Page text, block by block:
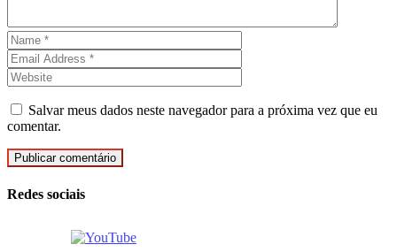
Salvar meus dados neste navegador para a próxima vez que eu
comentar.
Redes sociais